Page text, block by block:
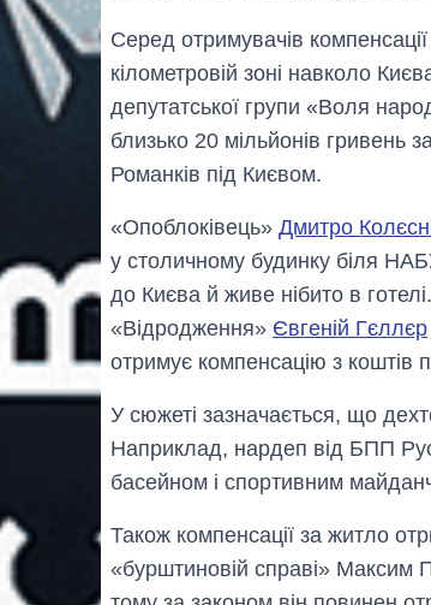
Серед отримувачів
кілометровій зоні навколо
депутатської групи «Воля
близько 20 мільйонів гривень
Романків під Києвом.
«Опоблоківець» Дмитро
у столичному будинку біля
до Києва й живе нібито в
«Відродження» Євгеній Гєллєр
отримує компенсацію з коштів
У сюжеті зазначається, що
Наприклад, нардеп від БПП
басейном і спортивним
Також компенсації за житло
«бурштиновій справі» Максим